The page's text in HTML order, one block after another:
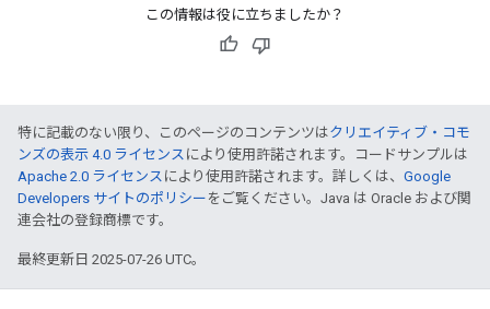
この情報は役に立ちましたか？
特に記載のない限り、このページのコンテンツはクリエイティブ・コモ
ンズの表示 4.0 ライセンス により使用許諾されます。コードサンプルは
Apache 2.0 ライセンス により使用許諾されます。詳しくは、 Google
Developers サイトのポリシー をご覧ください。Java は Oracle および関
連会社の登録商標です。
最終更新日 2025-07-26 UTC。